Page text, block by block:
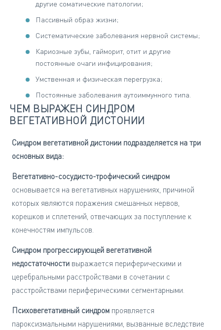
другие соматические патологии;
Пассивный образ жизни;
Систематические заболевания нервной системы;
Кариозные зубы, гайморит, отит и другие
постоянные очаги инфицирования;
Умственная и физическая перегрузка;
Постоянные заболевания аутоиммунного типа.
ЧЕМ ВЫРАЖЕН СИНДРОМ
ВЕГЕТАТИВНОЙ ДИСТОНИИ
Синдром вегетативной дистонии подразделяется на три
основных вида:
Вегетативно-сосудисто-трофический синдром
основывается на вегетативных нарушениях, причиной
которых являются поражения смешанных нервов,
корешков и сплетений, отвечающих за поступление к
конечностям импульсов.
Синдром прогрессирующей вегетативной
недостаточности выражается периферическими и
церебральными расстройствами в сочетании с
расстройствами периферическими сегментарными.
Психовегетативный синдром проявляется
пароксизмальными нарушениями, вызванные вследствие